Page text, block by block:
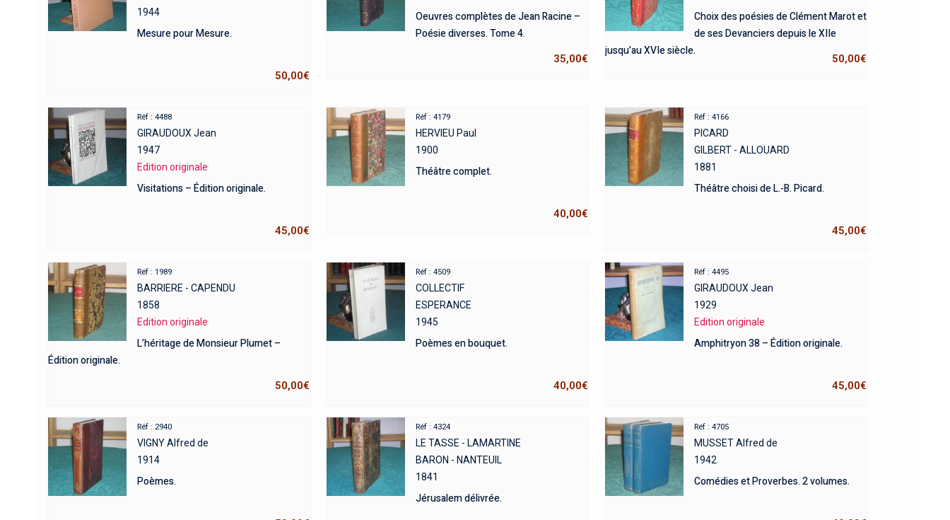
1944
Mesure pour Mesure.
50,00€
Oeuvres complètes de Jean Racine –
Poésie diverses. Tome 4.
35,00€
Choix des poésies de Clément Marot et
de ses Devanciers depuis le XIIe
jusqu’au XVIe siècle.
50,00€
Réf : 4488
GIRAUDOUX Jean
1947
Edition originale
Visitations – Édition originale.
45,00€
Réf : 4179
HERVIEU Paul
1900
Théâtre complet.
40,00€
Réf : 4166
PICARD
GILBERT - ALLOUARD
1881
Théâtre choisi de L.-B. Picard.
45,00€
Réf : 1989
BARRIERE - CAPENDU
1858
Edition originale
L’héritage de Monsieur Plumet –
Édition originale.
50,00€
Réf : 4509
COLLECTIF
ESPERANCE
1945
Poèmes en bouquet.
40,00€
Réf : 4495
GIRAUDOUX Jean
1929
Edition originale
Amphitryon 38 – Édition originale.
45,00€
Réf : 2940
VIGNY Alfred de
1914
Poèmes.
Réf : 4324
LE TASSE - LAMARTINE
BARON - NANTEUIL
1841
Jérusalem délivrée.
Réf : 4705
MUSSET Alfred de
1942
Comédies et Proverbes. 2 volumes.